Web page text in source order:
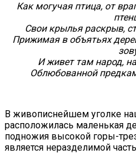
Как могучая птица, от
Свои крылья раскрыв,
Прижимая в объятьях
И живет там народ,
Облюбованной
В живописнейшем уголке
расположилась маленькая
подножия высокой горы-
является неразделимой